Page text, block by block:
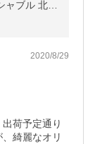
ブル 北欧
り フィッ
2020/8/29
荷予定通り
綺麗なオリ